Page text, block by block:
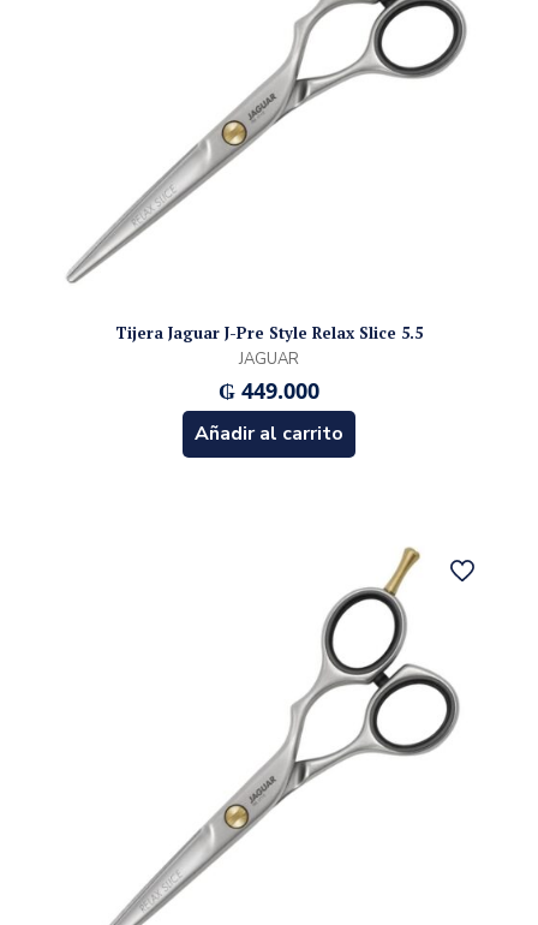
Tijera Jaguar J-Pre Style Relax Slice 5.5
JAGUAR
₲ 449.000
Añadir al carrito